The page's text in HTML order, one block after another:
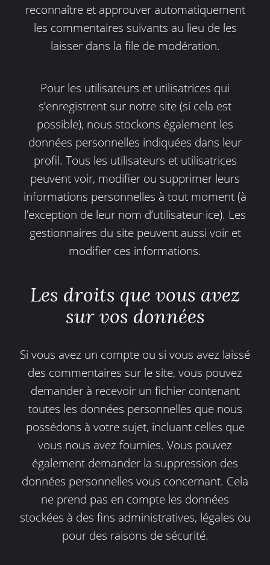
reconnaître et approuver automatiquement
les commentaires suivants au lieu de les
laisser dans la file de modération.
Pour les utilisateurs et utilisatrices qui
s’enregistrent sur notre site (si cela est
possible), nous stockons également les
données personnelles indiquées dans leur
profil. Tous les utilisateurs et utilisatrices
peuvent voir, modifier ou supprimer leurs
informations personnelles à tout moment (à
l’exception de leur nom d’utilisateur·ice). Les
gestionnaires du site peuvent aussi voir et
modifier ces informations.
Les droits que vous avez
sur vos données
Si vous avez un compte ou si vous avez laissé
des commentaires sur le site, vous pouvez
demander à recevoir un fichier contenant
toutes les données personnelles que nous
possédons à votre sujet, incluant celles que
vous nous avez fournies. Vous pouvez
également demander la suppression des
données personnelles vous concernant. Cela
ne prend pas en compte les données
stockées à des fins administratives, légales ou
pour des raisons de sécurité.